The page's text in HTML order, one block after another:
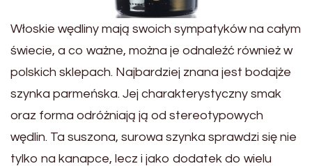
Włoskie wędliny mają swoich sympatyków na całym
świecie, a co ważne, można je odnaleźć również w
polskich sklepach. Najbardziej znana jest bodajże
szynka parmeńska. Jej charakterystyczny smak
oraz forma odróżniają ją od stereotypowych
wędlin. Ta suszona, surowa szynka sprawdzi się nie
tylko na kanapce, lecz i jako dodatek do wielu